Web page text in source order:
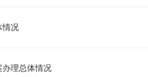
情况
办理总体情况